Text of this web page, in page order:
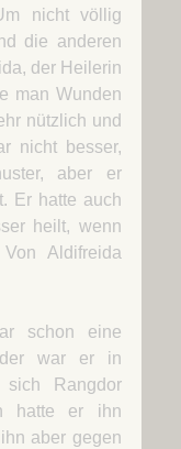
nicht völlig
die anderen
der Heilerin
man Wunden
nützlich und
nicht besser,
aber er
Er hatte auch
heilt, wenn
Aldifreida
schon eine
war er in
Rangdor
hatte er ihn
aber gegen